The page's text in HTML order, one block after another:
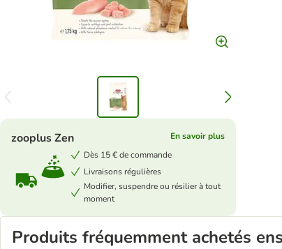
zooplus Zen
En savoir plus
Dès 15 € de commande
Livraisons régulières
Modifier, suspendre ou résilier à tout
moment
Produits fréquemment achetés